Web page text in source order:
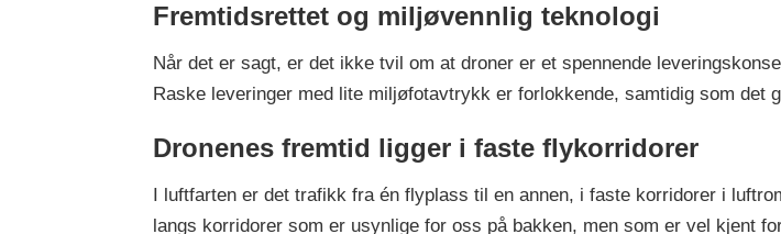
Fremtidsrettet og miljøvennlig teknologi
Når det er sagt, er det ikke tvil om at droner er et spennende
Raske leveringer med lite miljøfotavtrykk er forlokkende, samtidig som det
Dronenes fremtid ligger i faste flykorridorer
I luftfarten er det trafikk fra én flyplass til en annen, i faste korridorer i
langs korridorer som er usynlige for oss på bakken, men som er vel kjent